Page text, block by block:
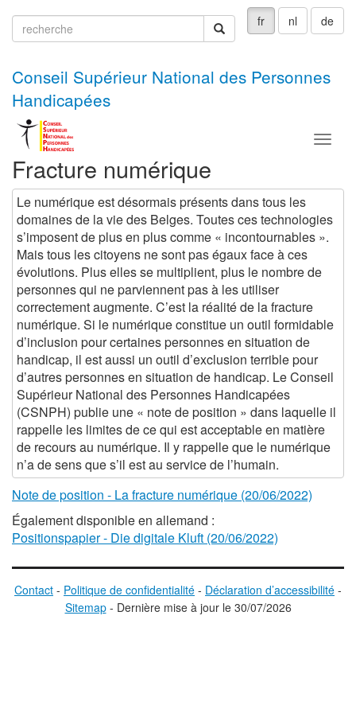
fr nl de
recherche
Conseil Supérieur National des Personnes
Handicapées
Menu
Fracture numérique
Le numérique est désormais présents dans tous les
domaines de la vie des Belges. Toutes ces technologies
s’imposent de plus en plus comme « incontournables ».
Mais tous les citoyens ne sont pas égaux face à ces
évolutions. Plus elles se multiplient, plus le nombre de
personnes qui ne parviennent pas à les utiliser
correctement augmente. C’est la réalité de la fracture
numérique. Si le numérique constitue un outil formidable
d’inclusion pour certaines personnes en situation de
handicap, il est aussi un outil d’exclusion terrible pour
d’autres personnes en situation de handicap. Le Conseil
Supérieur National des Personnes Handicapées
(CSNPH) publie une « note de position » dans laquelle il
rappelle les limites de ce qui est acceptable en matière
de recours au numérique. Il y rappelle que le numérique
n’a de sens que s’il est au service de l’humain.
Note de position - La fracture numérique (20/06/2022)
Également disponible en allemand :
Positionspapier - Die digitale Kluft (20/06/2022)
Contact - Politique de confidentialité - Déclaration d’accessibilité -
Sitemap - Dernière mise à jour le30/07/2026